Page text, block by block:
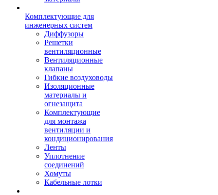
Комплектующие для
инженерных систем
Диффузоры
Решетки
вентиляционные
Вентиляционные
клапаны
Гибкие воздуховоды
Изоляционные
материалы и
огнезащита
Комплектующие
для монтажа
вентиляции и
кондиционирования
Ленты
Уплотнение
соединений
Хомуты
Кабельные лотки